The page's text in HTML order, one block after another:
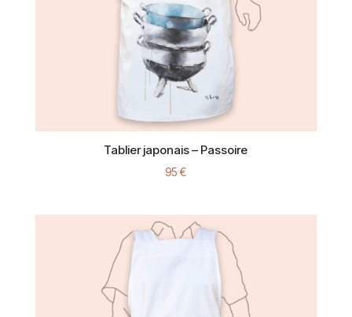
Tablier japonais – Passoire
95€